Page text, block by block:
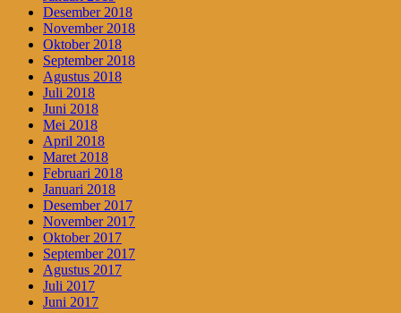
Desember 2018
November 2018
Oktober 2018
September 2018
Agustus 2018
Juli 2018
Juni 2018
Mei 2018
April 2018
Maret 2018
Februari 2018
Januari 2018
Desember 2017
November 2017
Oktober 2017
September 2017
Agustus 2017
Juli 2017
Juni 2017